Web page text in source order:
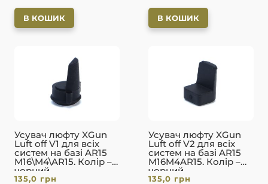
В КОШИК В КОШИК
Усувач люфту XGun
Luft off V1 для всіх
систем на базі AR15
M16\M4\AR15. Колір –
чорний
135,0 грн
Усувач люфту XGun
Luft off V2 для всіх
систем на базі AR15
M16M4AR15. Колір –
чорний
135,0 грн